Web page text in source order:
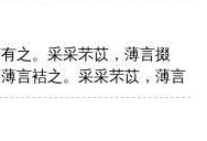
之。采采芣苡，薄言掇
言袺之。采采芣苡，薄言